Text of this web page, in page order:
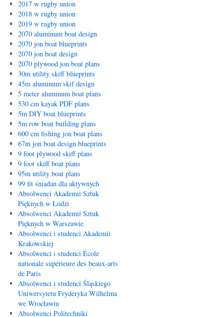
2017 w rugby union
2018 w rugby union
2019 w rugby union
2070 aluminum boat design
2070 jon boat blueprints
2070 jon boat design
2070 plywood jon boat plans
30m utility skiff blueprints
45m aluminum skif design
5 meter aluminum boat plans
530 cm kayak PDF plans
5m DIY boat blueprints
5m row boat building plans
600 cm fishing jon boat plans
67m jon boat design blueprints
9 foot plywood skiff plans
9 foot skiff boat plans
95m utility boat plans
99 fit śniadan dla aktywnych
Absolwenci Akademii Sztuk
Pięknych w Łodzi
Absolwenci Akademii Sztuk
Pięknych w Warszawie
Absolwenci i studenci Akademii
Krakowskiej
Absolwenci i studenci École
nationale supérieure des beaux-arts
de Paris
Absolwenci i studenci Śląskiego
Uniwersytetu Fryderyka Wilhelma
we Wrocławiu
Absolwenci Politechniki